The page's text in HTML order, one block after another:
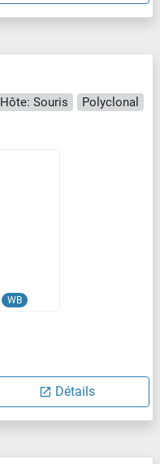
Hôte: Souris
Polyclonal
WB
Détails